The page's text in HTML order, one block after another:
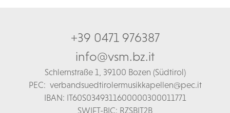
+39 0471 976387
info@vsm.bz.it
Schlernstraße 1, 39100 Bozen (Südtirol)
PEC: verbandsuedtirolermusikkapellen@pec.it
IBAN: IT60S0349311600000300011771
SWIFT-BIC: RZSBIT2B